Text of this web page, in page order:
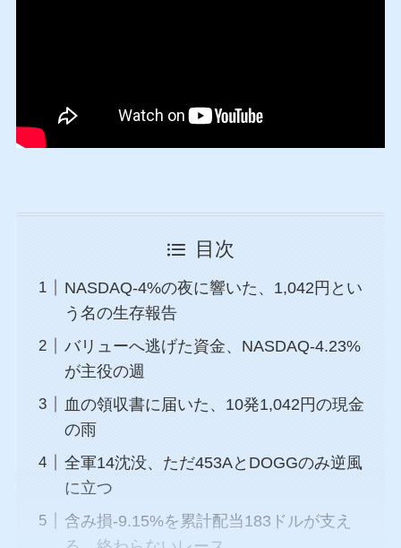
目次
NASDAQ-4%の夜に響いた、1,042円とい
う名の生存報告
バリューへ逃げた資金、NASDAQ-4.23%
が主役の週
血の領収書に届いた、10発1,042円の現金
の雨
全軍14沈没、ただ453AとDOGGのみ逆風
に立つ
含み損-9.15%を累計配当183ドルが支え